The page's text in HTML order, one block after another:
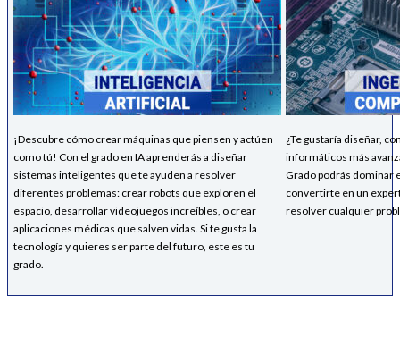
¡Descubre cómo crear máquinas que piensen y actúen
como tú! Con el grado en IA aprenderás a diseñar
sistemas inteligentes que te ayuden a resolver
diferentes problemas: crear robots que exploren el
espacio, desarrollar videojuegos increíbles, o crear
aplicaciones médicas que salven vidas. Si te gusta la
tecnología y quieres ser parte del futuro, este es tu
grado.
¿Te gustaría diseñar,
informáticos más
Grado podrás dominar
convertirte en un
resolver cualquier